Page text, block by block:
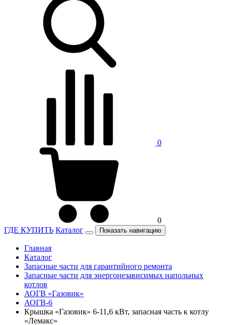
0
0
ГДЕ КУПИТЬ Каталог Показать навигацию
Главная
Каталог
Запасные части для гарантийного ремонта
Запасные части для энергонезависимых напольных
котлов
АОГВ «Газовик»
АОГВ-6
Крышка «Газовик» 6-11,6 кВт, запасная часть к котлу
«Лемакс»